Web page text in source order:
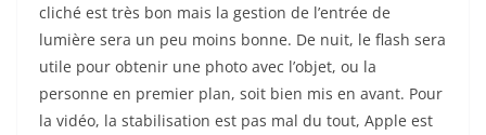
cliché est très bon mais la gestion de l’entrée de
lumière sera un peu moins bonne. De nuit, le flash sera
utile pour obtenir une photo avec l’objet, ou la
personne en premier plan, soit bien mis en avant. Pour
la vidéo, la stabilisation est pas mal du tout, Apple est